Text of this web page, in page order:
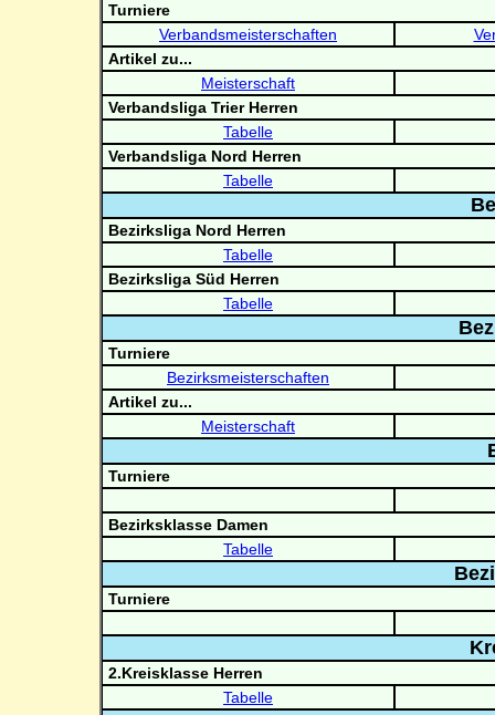
Turniere
Verbandsmeisterschaften
Artikel zu...
Meisterschaft
Verbandsliga Trier Herren
Tabelle
Verbandsliga Nord Herren
Tabelle
Bezirksliga Nord Herren
Tabelle
Bezirksliga Süd Herren
Tabelle
Turniere
Bezirksmeisterschaften
Artikel zu...
Meisterschaft
Turniere
Bezirksklasse Damen
Tabelle
Turniere
2.Kreisklasse Herren
Tabelle